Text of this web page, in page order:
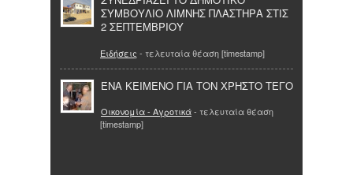
ΣΥΜΒΟΥΛΙΟ ΛΙΜΝΗΣ ΠΛΑΣΤΗΡΑ ΣΤΙΣ
2 ΣΕΠΤΕΜΒΡΙΟΥ
Ειδήσεις - τελευταία θέαση [timestamp]
ΈΝΑ ΚΕΙΜΕΝΟ ΓΙΑ ΤΟΝ ΧΡΗΣΤΟ ΤΕΓΟ
Οικονομία - Αγροτικά- τελευταία θέαση
[timestamp]